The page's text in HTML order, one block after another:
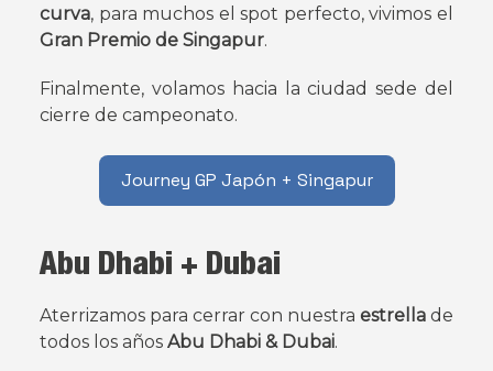
curva, para muchos el spot perfecto, vivimos el
Gran Premio de Singapur.
Finalmente, volamos hacia la ciudad sede del
cierre de campeonato.
Journey GP Japón + Singapur
Abu Dhabi + Dubai
Aterrizamos para cerrar con nuestra estrella de
todos los años Abu Dhabi & Dubai.